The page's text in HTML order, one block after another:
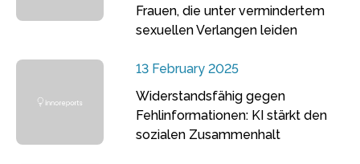
Frauen, die unter vermindertem
sexuellen Verlangen leiden
13 February 2025
Widerstandsfähig gegen
Fehlinformationen: KI stärkt den
sozialen Zusammenhalt